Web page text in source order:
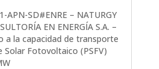
APN-SD#ENRE – NATURGY
EN ENERGÍA S.A. –
a la capacidad de transporte
Solar Fotovoltaico (PSFV)